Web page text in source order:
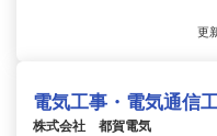
更
電気工事・電気通信
株式会社 都賀電気